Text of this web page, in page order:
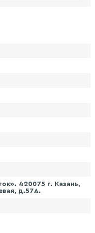
420075 г. Казань,
д.57А.